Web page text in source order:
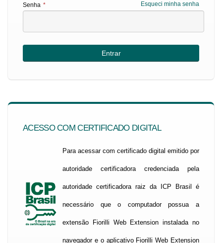
Esqueci minha senha
Senha *
ACESSO COM CERTIFICADO DIGITAL
Para acessar com certificado digital emitido por
autoridade certificadora credenciada pela
autoridade certificadora raiz da ICP Brasil é
necessário que o computador possua a
extensão Fiorilli Web Extension instalada no
navegador e o aplicativo Fiorilli Web Extension